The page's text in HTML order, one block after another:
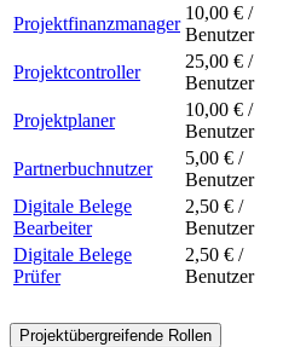
Projektfinanzmanager
10,00 € /
Benutzer
Projektcontroller
25,00 € /
Benutzer
Projektplaner
10,00 € /
Benutzer
Partnerbuchnutzer
5,00 € /
Benutzer
Digitale Belege
Bearbeiter
2,50 € /
Benutzer
Digitale Belege
Prüfer
2,50 € /
Benutzer
Projektübergreifende Rollen